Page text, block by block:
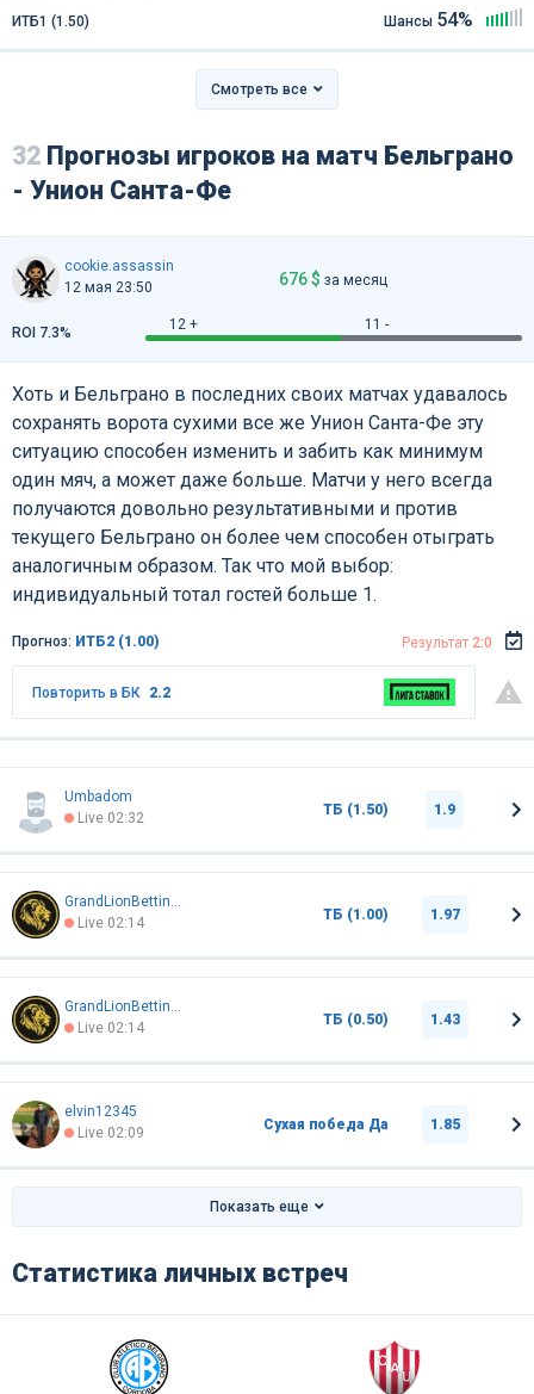
ИТБ1 (1.50)
Шансы 54%
Смотреть все
32 Прогнозы игроков на матч Бельграно
- Унион Санта-Фе
cookie.assassin
12 мая 23:50
676 $ за месяц
12 + 11 -
ROI 7.3%
Хоть и Бельграно в последних своих матчах удавалось
сохранять ворота сухими все же Унион Санта-Фе эту
ситуацию способен изменить и забить как минимум
один мяч, а может даже больше. Матчи у него всегда
получаются довольно результативными и против
текущего Бельграно он более чем способен отыграть
аналогичным образом. Так что мой выбор:
индивидуальный тотал гостей больше 1.
Прогноз: ИТБ2 (1.00) Результат 2:0
Повторить в БК 2.2
Umbadom
Live 02:32
ТБ (1.50) 1.9
GrandLionBettingR2.0
Live 02:14
ТБ (1.00) 1.97
GrandLionBettingR2.0
Live 02:14
ТБ (0.50) 1.43
elvin12345
Live 02:09
Сухая победа Да 1.85
Показать еще
Статистика личных встреч